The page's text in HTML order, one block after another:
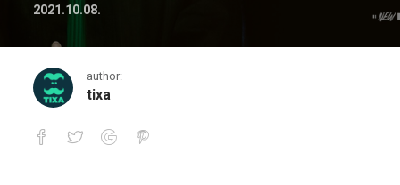
2021.10.08.
author:
tixa